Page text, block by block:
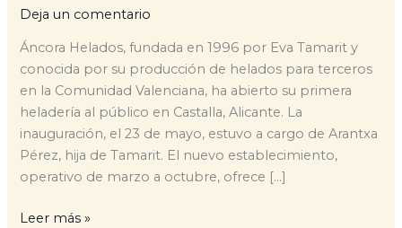
Deja un comentario
Áncora Helados, fundada en 1996 por Eva Tamarit y
conocida por su producción de helados para terceros
en la Comunidad Valenciana, ha abierto su primera
heladería al público en Castalla, Alicante. La
inauguración, el 23 de mayo, estuvo a cargo de Arantxa
Pérez, hija de Tamarit. El nuevo establecimiento,
operativo de marzo a octubre, ofrece […]
Leer más »